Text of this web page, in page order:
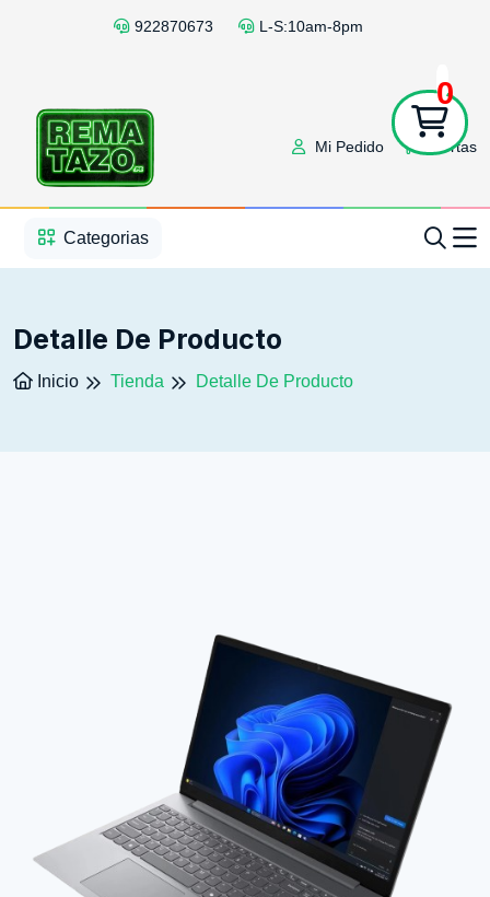
922870673 L-S:10am-8pm
Mi Pedido Ofertas
0
Categorias
Detalle De Producto
Inicio Tienda Detalle De Producto